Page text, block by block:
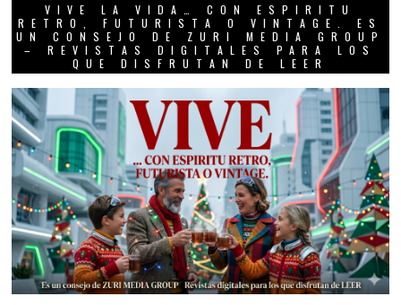
VIVE LA VIDA… CON ESPIRITU
RETRO, FUTURISTA O VINTAGE. ES
UN CONSEJO DE ZURI MEDIA GROUP
– REVISTAS DIGITALES PARA LOS
QUE DISFRUTAN DE LEER